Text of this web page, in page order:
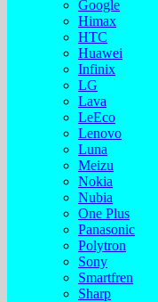
Google
Himax
HTC
Huawei
Infinix
LG
Lava
LeEco
Lenovo
Luna
Meizu
Nokia
Nubia
One Plus
Panasonic
Polytron
Sony
Smartfren
Sharp